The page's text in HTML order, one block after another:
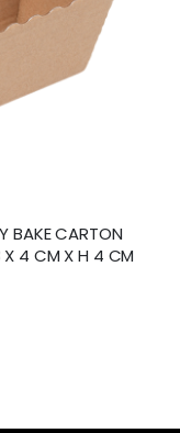
BAKE CARTON
X 4 CM X H 4 CM